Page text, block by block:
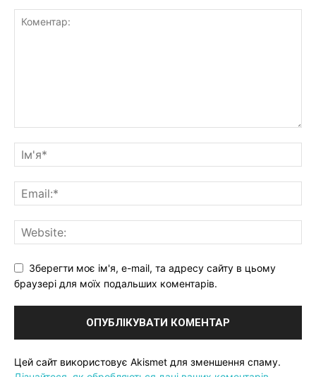
Зберегти моє ім'я, e-mail, та адресу сайту в цьому
браузері для моїх подальших коментарів.
Цей сайт використовує Akismet для зменшення спаму.